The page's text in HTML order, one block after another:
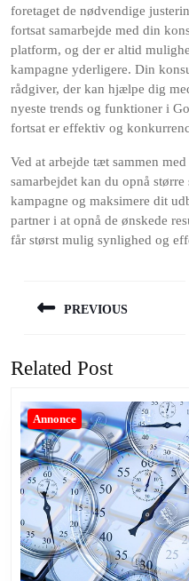
foretaget de nødvendige
fortsat samarbejde med din
platform, og der er altid
kampagne yderligere. Din
rådgiver, der kan hjælpe dig
nyeste trends og funktioner i
fortsat er effektiv og
Ved at arbejde tæt sammen
samarbejdet kan du opnå
kampagne og maksimere dit
partner i at opnå de ønskede
får størst mulig synlighed og
PREVIOUS
post:
Related Post
Annonce